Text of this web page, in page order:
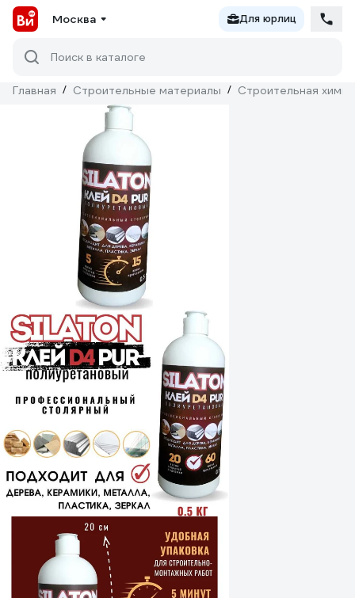
Москва Для юрлиц
Поиск в каталоге
Главная / Строительные материалы / Строительная химия